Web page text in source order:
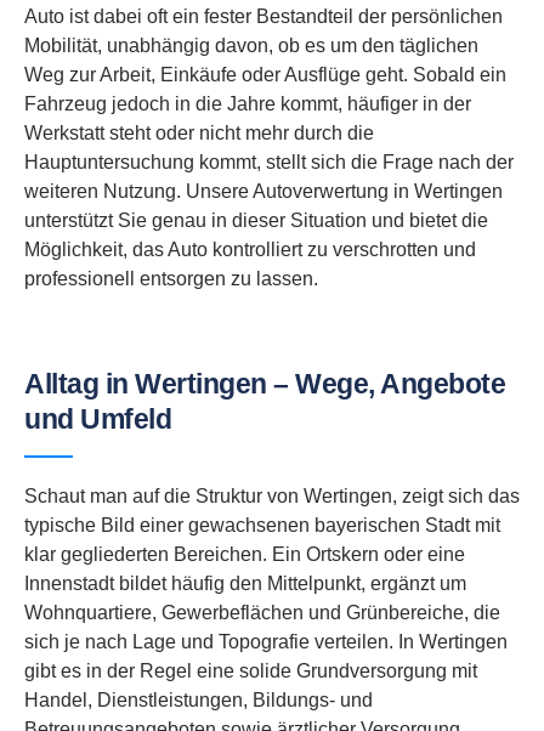
Auto ist dabei oft ein fester Bestandteil der persönlichen
Mobilität, unabhängig davon, ob es um den täglichen
Weg zur Arbeit, Einkäufe oder Ausflüge geht. Sobald ein
Fahrzeug jedoch in die Jahre kommt, häufiger in der
Werkstatt steht oder nicht mehr durch die
Hauptuntersuchung kommt, stellt sich die Frage nach der
weiteren Nutzung. Unsere Autoverwertung in Wertingen
unterstützt Sie genau in dieser Situation und bietet die
Möglichkeit, das Auto kontrolliert zu verschrotten und
professionell entsorgen zu lassen.
Alltag in Wertingen – Wege, Angebote
und Umfeld
Schaut man auf die Struktur von Wertingen, zeigt sich das
typische Bild einer gewachsenen bayerischen Stadt mit
klar gegliederten Bereichen. Ein Ortskern oder eine
Innenstadt bildet häufig den Mittelpunkt, ergänzt um
Wohnquartiere, Gewerbeflächen und Grünbereiche, die
sich je nach Lage und Topografie verteilen. In Wertingen
gibt es in der Regel eine solide Grundversorgung mit
Handel, Dienstleistungen, Bildungs- und